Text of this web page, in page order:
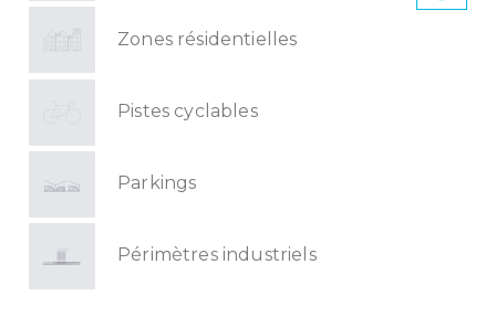
Zones résidentielles
Pistes cyclables
Parkings
Périmètres industriels